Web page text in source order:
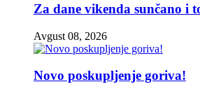
Za dane vikenda sunčano i
Avgust 08, 2026
Novo poskupljenje goriva!